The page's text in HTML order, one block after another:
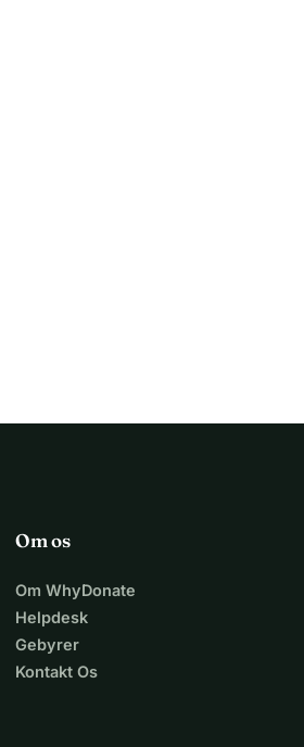
Om os
Om WhyDonate
Helpdesk
Gebyrer
Kontakt Os